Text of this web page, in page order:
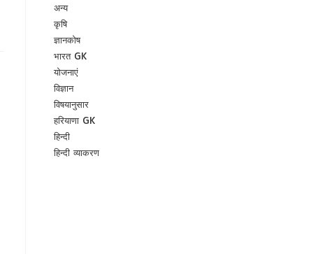
अन्य
कृषि
ज्ञानकोष
भारत GK
योजनाएं
विज्ञान
विषयानुसार
हरियाणा GK
हिन्दी
हिन्दी व्याकरण